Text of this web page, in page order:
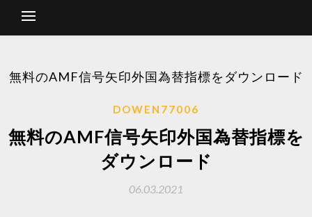
無料のAMF信号矢印外国為替指標をダウンロード
DOWEN77006
無料のAMF信号矢印外国為替指標を
ダウンロード
06.03.2021